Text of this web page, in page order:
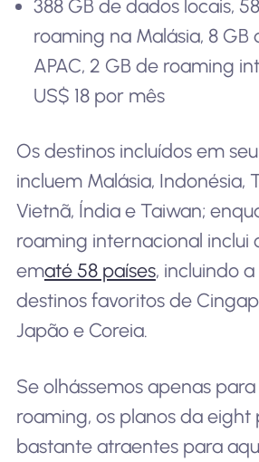
388 GB de dados locais,
roaming na Malásia, 8
APAC, 2 GB de roaming
US$ 18 por mês
Os destinos incluídos em
incluem Malásia, Indonésia,
Vietnã, Índia e Taiwan;
roaming internacional inclui
ematé 58 países, incluindo
destinos favoritos de
Japão e Coreia.
Se olhássemos apenas
roaming, os planos da
bastante atraentes para